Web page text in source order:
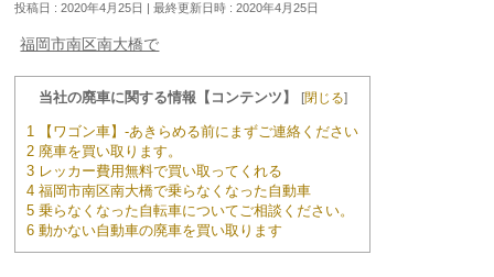
投稿日 : 2020年4月25日 最終更新日時 : 2020年4月25日
福岡市南区南大橋で
当社の廃車に関する情報【コンテンツ】 [閉じる]
1 【ワゴン車】-あきらめる前にまずご連絡ください
2 廃車を買い取ります。
3 レッカー費用無料で買い取ってくれる
4 福岡市南区南大橋で乗らなくなった自動車
5 乗らなくなった自転車についてご相談ください。
6 動かない自動車の廃車を買い取ります